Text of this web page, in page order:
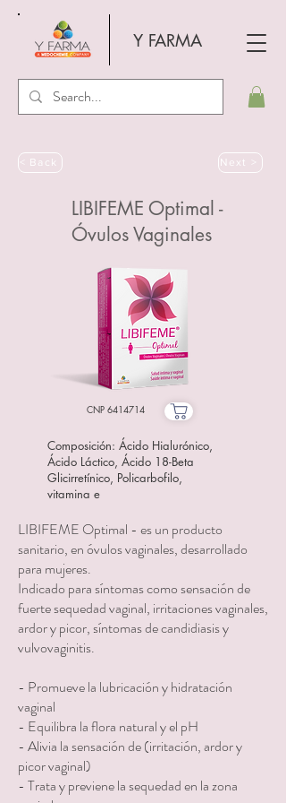
Y FARMA
< Back
CNP 6414714
Composición: Ácido Hialurónico,
Ácido Láctico, Ácido 18-Beta
Glicirretínico, Policarbofilo,
vitamina e
LIBIFEME Optimal -
Óvulos Vaginales
Next >
LIBIFEME Optimal - es un producto
sanitario, en óvulos vaginales, desarrollado
para mujeres.
Indicado para síntomas como sensación de
fuerte sequedad vaginal, irritaciones vaginales,
ardor y picor, síntomas de candidiasis y
vulvovaginitis.
- Promueve la lubricación y hidratación
vaginal
- Equilibra la flora natural y el pH
- Alivia la sensación de (irritación, ardor y
picor vaginal)
- Trata y previene la sequedad en la zona